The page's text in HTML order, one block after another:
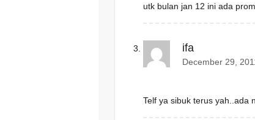
utk bulan jan 12 ini ada
ifa
December 29,
Telf ya sibuk terus yah..ada